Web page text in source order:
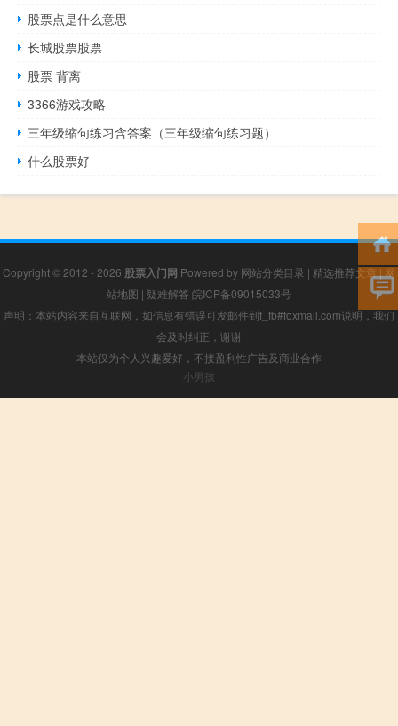
股票点是什么意思
长城股票股票
股票 背离
3366游戏攻略
三年级缩句练习含答案（三年级缩句练习题）
什么股票好
Copyright © 2012 - 2026 股票入门网 Powered by 网站分类目录 | 精选推荐文章|网
站地图 | 疑难解答 皖ICP备09015033号
声明：本站内容来自互联网，如信息有错误可发邮件到f_fb#foxmail.com说明，我们
会及时纠正，谢谢
本站仅为个人兴趣爱好，不接盈利性广告及商业合作
小男孩